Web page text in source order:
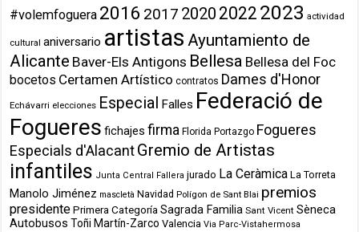
#volemfoguera 2016 2017 2020 2022 2023 actividad
cultural aniversario artistas Ayuntamiento de
Alicante Baver-Els Antigons Bellesa Bellesa del Foc
bocetos Certamen Artístico contratos Dames d'Honor
Echávarri elecciones Especial Falles Federació de
Fogueres fichajes firma Florida Portazgo Fogueres
Especials d'AlacantGremio de Artistas
infantiles Junta Central Fallera jurado La Ceràmica La Torreta
Manolo Jiménez mascletà Navidad Polígon de Sant Blai premios
presidente Primera Categoría Sagrada Familia Sant Vicent Sèneca
Autobusos Toñi Martín-Zarco Valencia Via Parc-Vistahermosa